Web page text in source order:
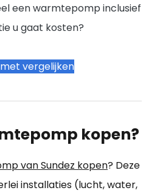
een warmtepomp inclusief
u gaat kosten?
vergelijken
kopen?
van Sundez kopen? Deze
installaties (lucht, water,